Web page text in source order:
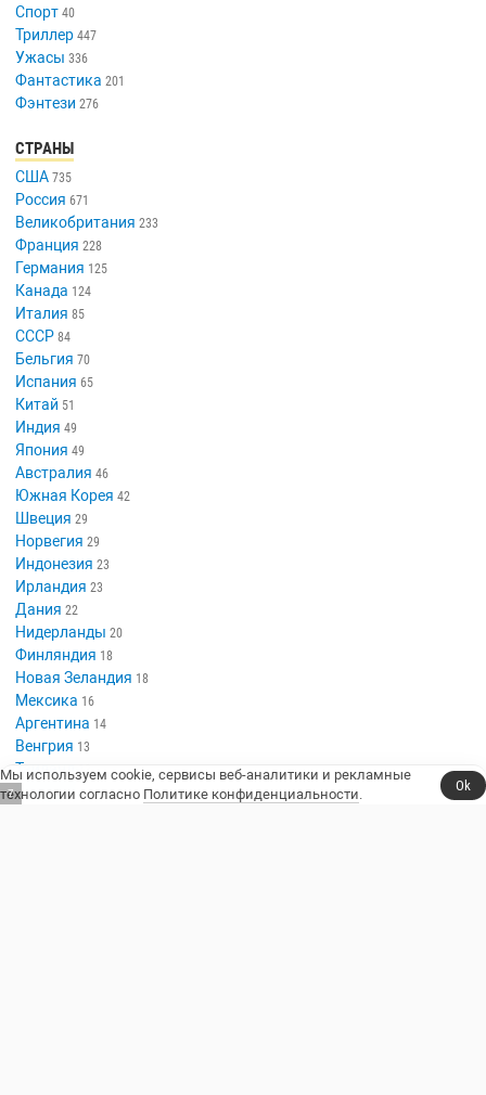
Спорт 40
Триллер 447
Ужасы 336
Фантастика 201
Фэнтези 276
СТРАНЫ
США 735
Россия 671
Великобритания 233
Франция 228
Германия 125
Канада 124
Италия 85
СССР 84
Бельгия 70
Испания 65
Китай 51
Индия 49
Япония 49
Австралия 46
Южная Корея 42
Швеция 29
Норвегия 29
Индонезия 23
Ирландия 23
Дания 22
Нидерланды 20
Финляндия 18
Новая Зеландия 18
Мексика 16
Аргентина 14
Венгрия 13
Таиланд 13
Польша 13
Мы используем cookie, сервисы веб-аналитики и рекламные
технологии согласно Политике конфиденциальности.
Ok
6